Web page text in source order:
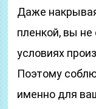
Даже
пленкой, вы не
условиях
Поэтому
именно для